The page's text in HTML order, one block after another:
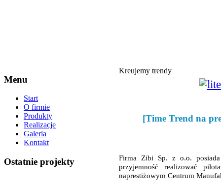
Menu
Start
O firmie
Produkty
Realizacje
Galeria
Kontakt
Ostatnie projekty
Kreujemy trendy
[Time Trend na
Firma Zibi Sp. z o.o.
przyjemność realizować
naprestiżowym Centrum